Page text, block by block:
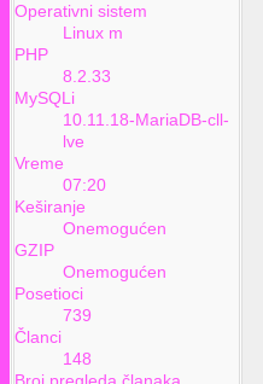
Operativni sistem
Linux m
PHP
8.2.33
MySQLi
10.11.18-MariaDB-cll-
lve
Vreme
07:20
Keširanje
Onemogućen
GZIP
Onemogućen
Posetioci
739
Članci
148